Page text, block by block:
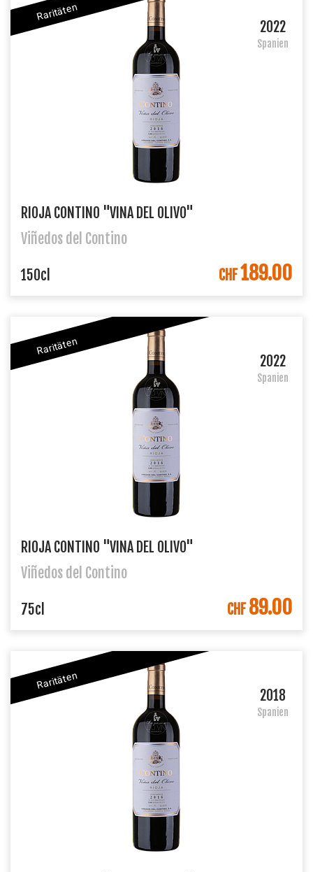
Raritäten
2022
Spanien
RIOJA CONTINO "VINA DEL OLIVO"
Viñedos del Contino
IN DEN WARENKORB
150cl CHF189.00
Raritäten
2022
Spanien
RIOJA CONTINO "VINA DEL OLIVO"
Viñedos del Contino
IN DEN WARENKORB
75cl CHF89.00
Raritäten
2018
Spanien